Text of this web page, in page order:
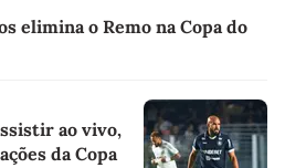
elimina o Remo na Copa do
ao vivo,
da Copa